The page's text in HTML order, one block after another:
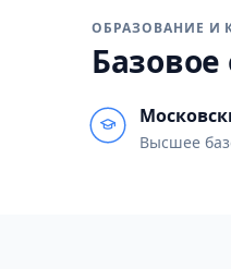
ОБРАЗОВАНИЕ И
Высшее